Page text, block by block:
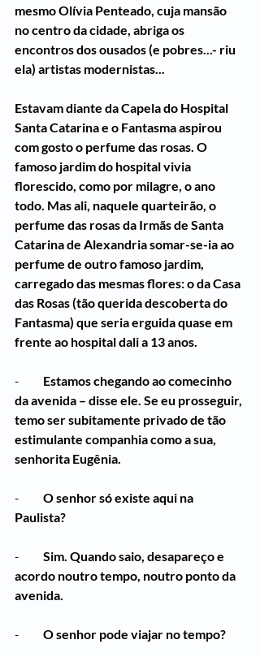
mesmo Olívia Penteado, cuja mansão
no centro da cidade, abriga os
encontros dos ousados (e pobres...- riu
ela) artistas modernistas...
Estavam diante da Capela do Hospital
Santa Catarina e o Fantasma aspirou
com gosto o perfume das rosas. O
famoso jardim do hospital vivia
florescido, como por milagre, o ano
todo. Mas ali, naquele quarteirão, o
perfume das rosas da Irmãs de Santa
Catarina de Alexandria somar-se-ia ao
perfume de outro famoso jardim,
carregado das mesmas flores: o da Casa
das Rosas (tão querida descoberta do
Fantasma) que seria erguida quase em
frente ao hospital dali a 13 anos.
- Estamos chegando ao comecinho
da avenida – disse ele. Se eu prosseguir,
temo ser subitamente privado de tão
estimulante companhia como a sua,
senhorita Eugênia.
- O senhor só existe aqui na
Paulista?
- Sim. Quando saio, desapareço e
acordo noutro tempo, noutro ponto da
avenida.
- O senhor pode viajar no tempo?